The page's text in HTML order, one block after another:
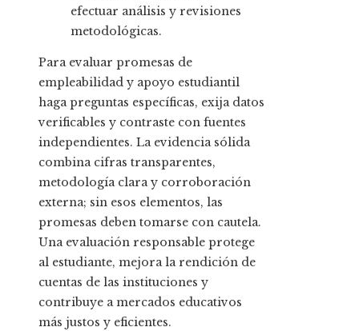
efectuar análisis y revisiones
metodológicas.
Para evaluar promesas de
empleabilidad y apoyo estudiantil
haga preguntas específicas, exija datos
verificables y contraste con fuentes
independientes. La evidencia sólida
combina cifras transparentes,
metodología clara y corroboración
externa; sin esos elementos, las
promesas deben tomarse con cautela.
Una evaluación responsable protege
al estudiante, mejora la rendición de
cuentas de las instituciones y
contribuye a mercados educativos
más justos y eficientes.